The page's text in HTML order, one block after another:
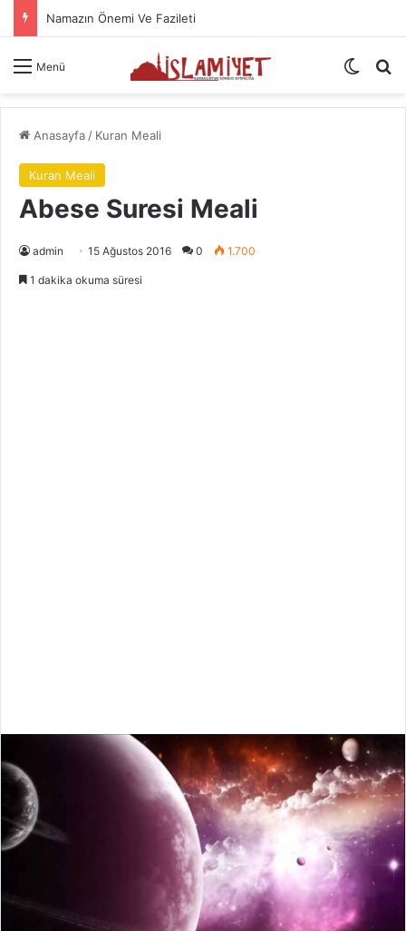
Namazın Önemi Ve Fazileti
Menü Dış
Anasayfa/ Kuran Meali
Kuran Meali
Abese Suresi Meali
admin 15 Ağustos 2016 0 1.700
1 dakika okuma süresi